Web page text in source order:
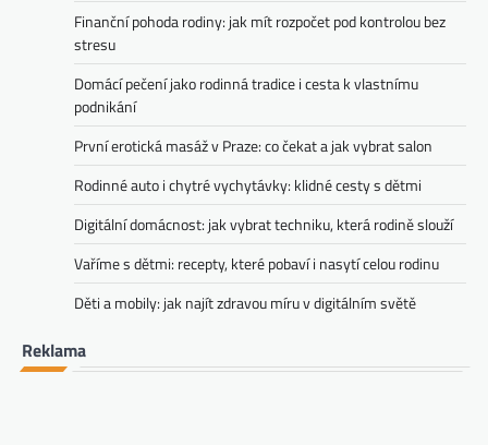
Finanční pohoda rodiny: jak mít rozpočet pod kontrolou bez
stresu
Domácí pečení jako rodinná tradice i cesta k vlastnímu
podnikání
První erotická masáž v Praze: co čekat a jak vybrat salon
Rodinné auto i chytré vychytávky: klidné cesty s dětmi
Digitální domácnost: jak vybrat techniku, která rodině slouží
Vaříme s dětmi: recepty, které pobaví i nasytí celou rodinu
Děti a mobily: jak najít zdravou míru v digitálním světě
Reklama